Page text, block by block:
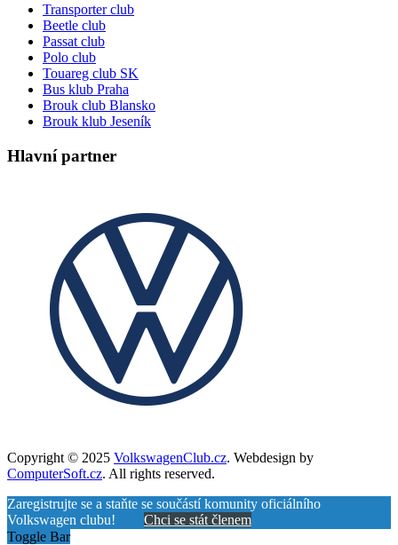
Transporter club
Beetle club
Passat club
Polo club
Touareg club SK
Bus klub Praha
Brouk club Blansko
Brouk klub Jeseník
Hlavní partner
Copyright © 2025 VolkswagenClub.cz. Webdesign by
ComputerSoft.cz. All rights reserved.
Zaregistrujte se a staňte se součástí komunity oficiálního
Volkswagen clubu! Chci se stát členem
Toggle Bar